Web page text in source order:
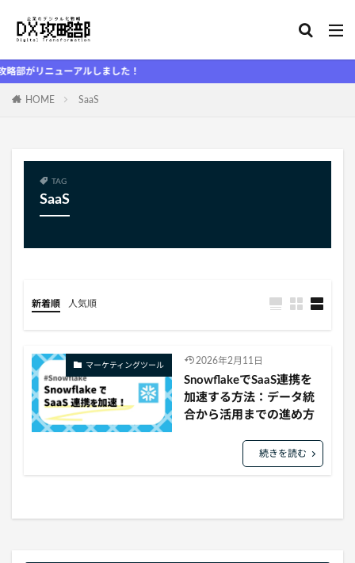
がリニューアルしました！
HOME SaaS
TAG
SaaS
新着順 人気順
マーケティングツール 2026年2月11日
SnowflakeでSaaS連携を
加速する方法：データ統
合から活用までの進め方
続きを読む